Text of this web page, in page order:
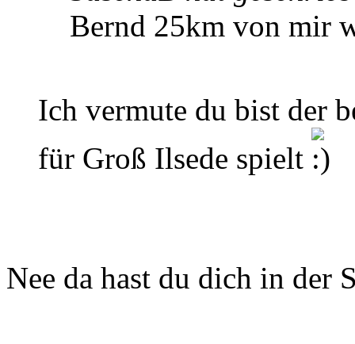
Bernd 25km von mir
Ich vermute du bist der
für Groß Ilsede spielt
Nee da hast du dich in der